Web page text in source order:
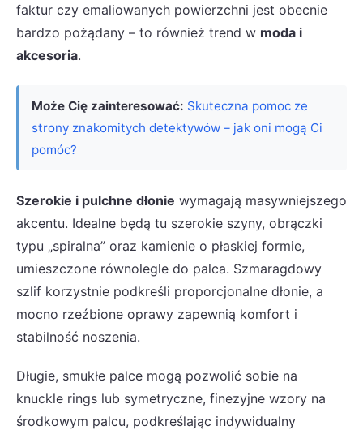
faktur czy emaliowanych powierzchni jest obecnie
bardzo pożądany – to również trend w moda i
akcesoria.
Może Cię zainteresować: Skuteczna pomoc ze
strony znakomitych detektywów – jak oni mogą Ci
pomóc?
Szerokie i pulchne dłonie wymagają masywniejszego
akcentu. Idealne będą tu szerokie szyny, obrączki
typu „spiralna” oraz kamienie o płaskiej formie,
umieszczone równolegle do palca. Szmaragdowy
szlif korzystnie podkreśli proporcjonalne dłonie, a
mocno rzeźbione oprawy zapewnią komfort i
stabilność noszenia.
Długie, smukłe palce mogą pozwolić sobie na
knuckle rings lub symetryczne, finezyjne wzory na
środkowym palcu, podkreślając indywidualny